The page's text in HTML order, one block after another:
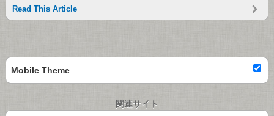
Read This Article
Mobile Theme
関連サイト